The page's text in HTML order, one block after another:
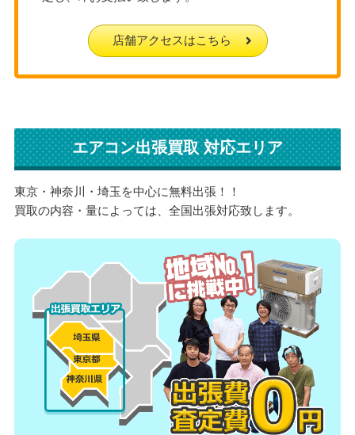
店舗アクセスはこちら
エアコン出張買取 対応エリア
東京・神奈川・埼玉を中心に無料出張！！
買取の内容・量によっては、全国出張対応致します。